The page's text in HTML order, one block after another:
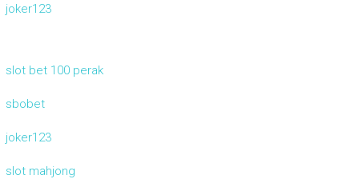
joker123
slot bet 100 perak
sbobet
joker123
slot mahjong